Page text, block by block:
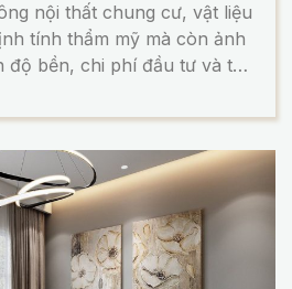
nội thất chung cư, vật liệu
tính thẩm mỹ mà còn ảnh
bền, chi phí đầu tư và trải
nhưng nếu lựa chọn sai
[…]